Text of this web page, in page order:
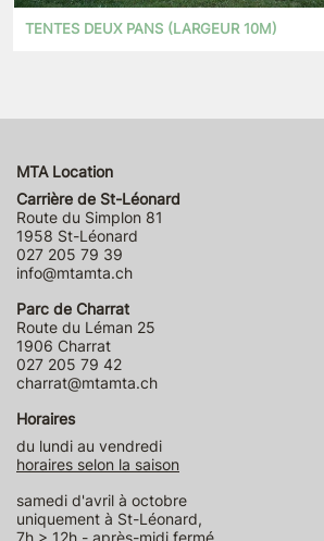
TENTES DEUX PANS (LARGEUR 10M)
MTA Location
Carrière de St-Léonard
Route du Simplon 81
1958 St-Léonard
027 205 79 39
info@mtamta.ch
Parc de Charrat
Route du Léman 25
1906 Charrat
027 205 79 42
charrat@mtamta.ch
Horaires
du lundi au vendredi
horaires selon la saison
samedi d'avril à octobre
uniquement à St-Léonard,
7h > 12h - après-midi fermé